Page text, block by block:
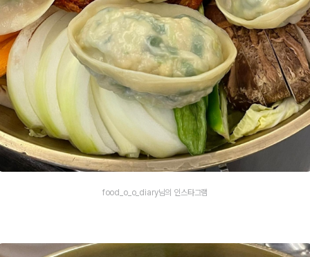
food_o_o_diary님의 인스타그램